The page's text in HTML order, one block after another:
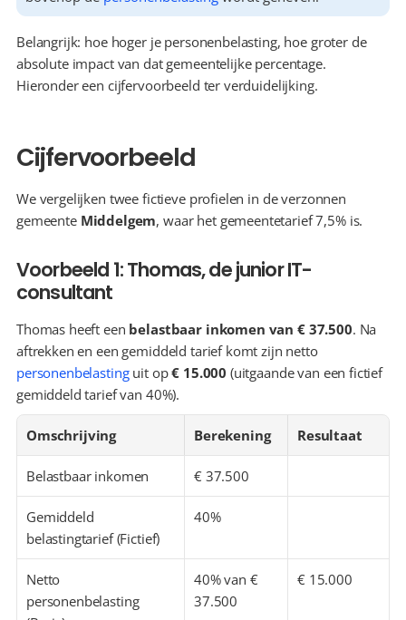
Belangrijk: hoe hoger je personenbelasting, hoe groter de
absolute impact van dat gemeentelijke percentage.
Hieronder een cijfervoorbeeld ter verduidelijking.
Cijfervoorbeeld
We vergelijken twee fictieve profielen in de verzonnen
gemeente Middelgem, waar het gemeentetarief 7,5% is.
Voorbeeld 1: Thomas, de junior IT-
consultant
Thomas heeft een belastbaar inkomen van € 37.500. Na
aftrekken en een gemiddeld tarief komt zijn netto
personenbelasting uit op € 15.000 (uitgaande van een fictief
gemiddeld tarief van 40%).
Omschrijving Berekening Resultaat
Belastbaar inkomen € 37.500
Gemiddeld
belastingtarief (Fictief)
40%
Netto
personenbelasting
40% van €
37.500
€ 15.000